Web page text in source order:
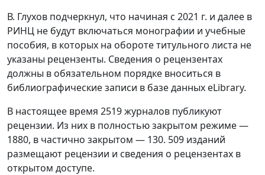
В. Глухов подчеркнул, что начиная с 2021 г. и далее в
РИНЦ не будут включаться монографии и учебные
пособия, в которых на обороте титульного листа не
указаны рецензенты. Сведения о рецензентах
должны в обязательном порядке вноситься в
библиографические записи в базе данных eLibrary.
В настоящее время 2519 журналов публикуют
рецензии. Из них в полностью закрытом режиме —
1880, в частично закрытом — 130. 509 изданий
размещают рецензии и сведения о рецензентах в
открытом доступе.